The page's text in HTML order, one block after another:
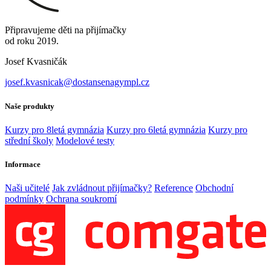
Připravujeme děti na přijímačky
od roku 2019.
Josef Kvasničák
josef.kvasnicak@dostansenagympl.cz
Naše produkty
Kurzy pro 8letá gymnázia Kurzy pro 6letá gymnázia Kurzy pro
střední školy Modelové testy
Informace
Naši učitelé Jak zvládnout přijímačky? Reference Obchodní
podmínky Ochrana soukromí